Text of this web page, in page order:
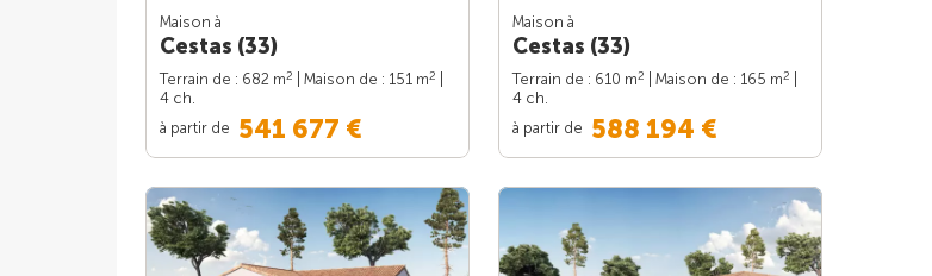
Maison à
Cestas (33)
Terrain de : 682 m2 | Maison de : 151 m2
4 ch.
à partir de 541 677 €
Maison à
Cestas (33)
Terrain de : 610 m2 | Maison de : 165 m2
4 ch.
à partir de 588 194 €